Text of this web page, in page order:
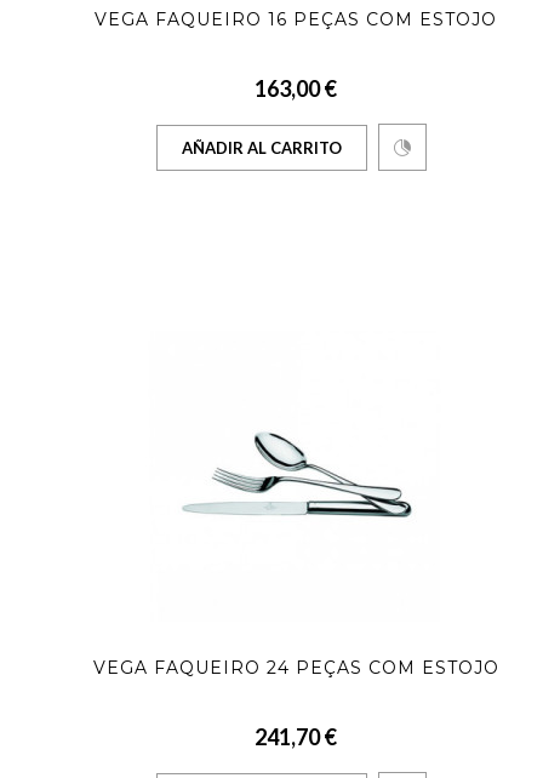
VEGA FAQUEIRO 16 PEÇAS COM ESTOJO
163,00 €
AÑADIR AL CARRITO
VEGA FAQUEIRO 24 PEÇAS COM ESTOJO
241,70 €